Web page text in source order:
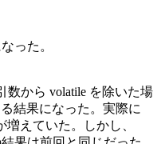
った。
数から volatile を除いた場
結果になった。実際に
えていた。しかし、